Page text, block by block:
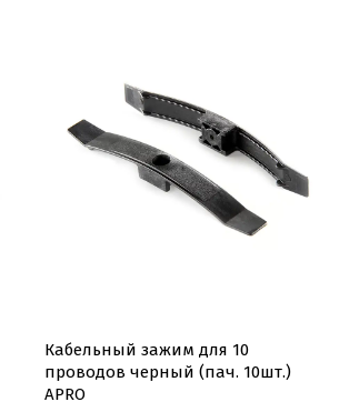
Кабельный зажим для 10
проводов черный (пач. 10шт.)
APRO